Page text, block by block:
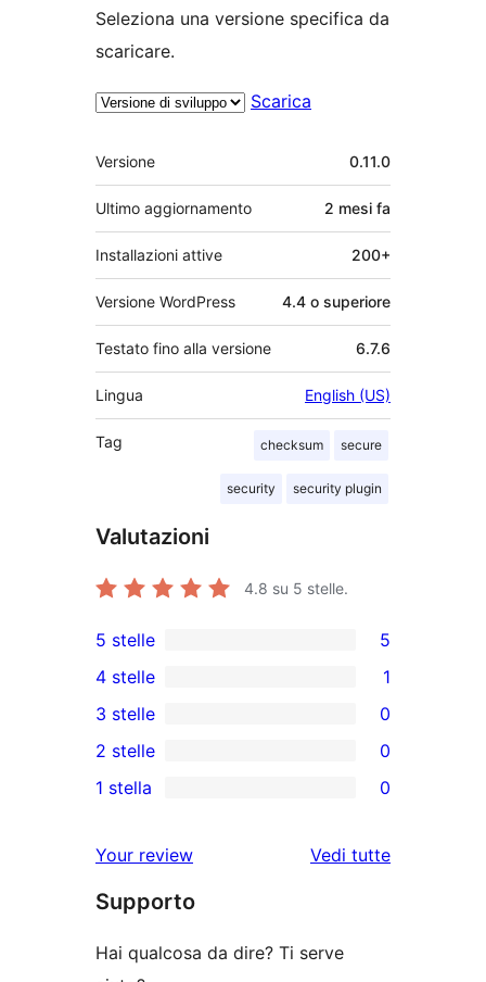
Seleziona una versione specifica da
scaricare.
Scarica
Meta
Versione 0.11.0
Ultimo aggiornamento 2 mesi fa
Installazioni attive 200+
Versione WordPress 4.4 o superiore
Testato fino alla versione 6.7.6
Lingua English (US)
Tag checksum secure
security security plugin
Valutazioni
4.8 su 5 stelle.
5
recensioni
a
5-
stelle
5 stelle 5
4-
recensioni
a
4 stelle 1
0
recensioni
a
stelle
3 stelle 0
recensioni
2-
stelle
2 stelle 0
a
1-
1 stella 0
Your review Vedi tuttele
Supporto
Hai qualcosa da dire? Ti serve